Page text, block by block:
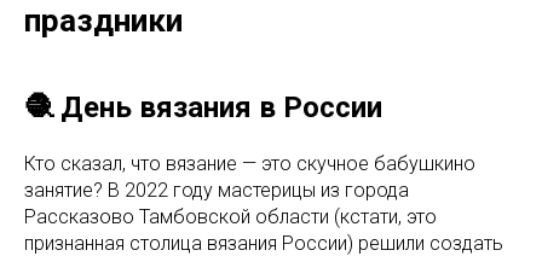
праздники
🧶 День вязания в России
Кто сказал, что вязание — это скучное бабушкино
занятие? В 2022 году мастерицы из города
Рассказово Тамбовской области (кстати, это
признанная столица вязания России) решили создать